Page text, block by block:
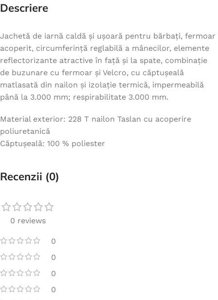
Descriere
Jachetă de iarnă caldă și ușoară pentru bărbați, fermoar
acoperit, circumferință reglabilă a mânecilor, elemente
reflectorizante atractive în față și la spate, combinație
de buzunare cu fermoar și Velcro, cu căptușeală
matlasată din nailon și izolație termică, impermeabilă
până la 3.000 mm; respirabilitate 3.000 mm.
Material exterior: 228 T nailon Taslan cu acoperire
poliuretanică
Căptușeală: 100 % poliester
Recenzii (0)
0 reviews
0
0
0
0